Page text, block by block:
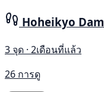
Hoheikyo
3 จุด · 2เดือนที่แล้ว
26 การดู